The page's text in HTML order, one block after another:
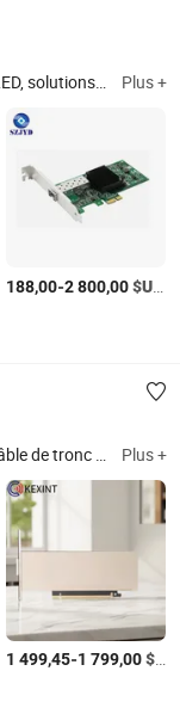
étanche, composants électroniques, diode de dérivation Schottky de cellule solaire, diode de pont Plus +
188,00-2 800,00$US
Transceivers optiques de centre de données, câble de tronc MTP/MPO, câbles à fibre optique, panneaux, enceintes et racks, réseau optique, système cuivre, testeurs et outils, commutateurs, sauts MMC, panneau de brassage haute densité Plus +
1 499,45-1 799,00$US